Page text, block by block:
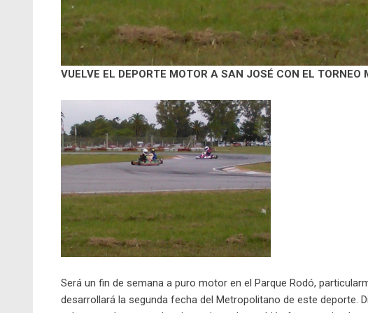
VUELVE EL DEPORTE MOTOR A SAN JOSÉ CON EL TORNEO
Será un fin de semana a puro motor en el Parque Rodó,
desarrollará la segunda fecha del Metropolitano de este deporte.